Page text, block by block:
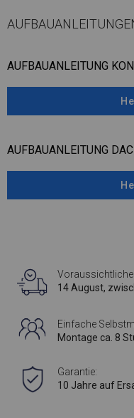
AUFBAUANLEITUNG
AUFBAUANLEITUNG
Voraussichtliche
14 August,
Einfache
Montage ca. 8
Garantie:
10 Jahre auf